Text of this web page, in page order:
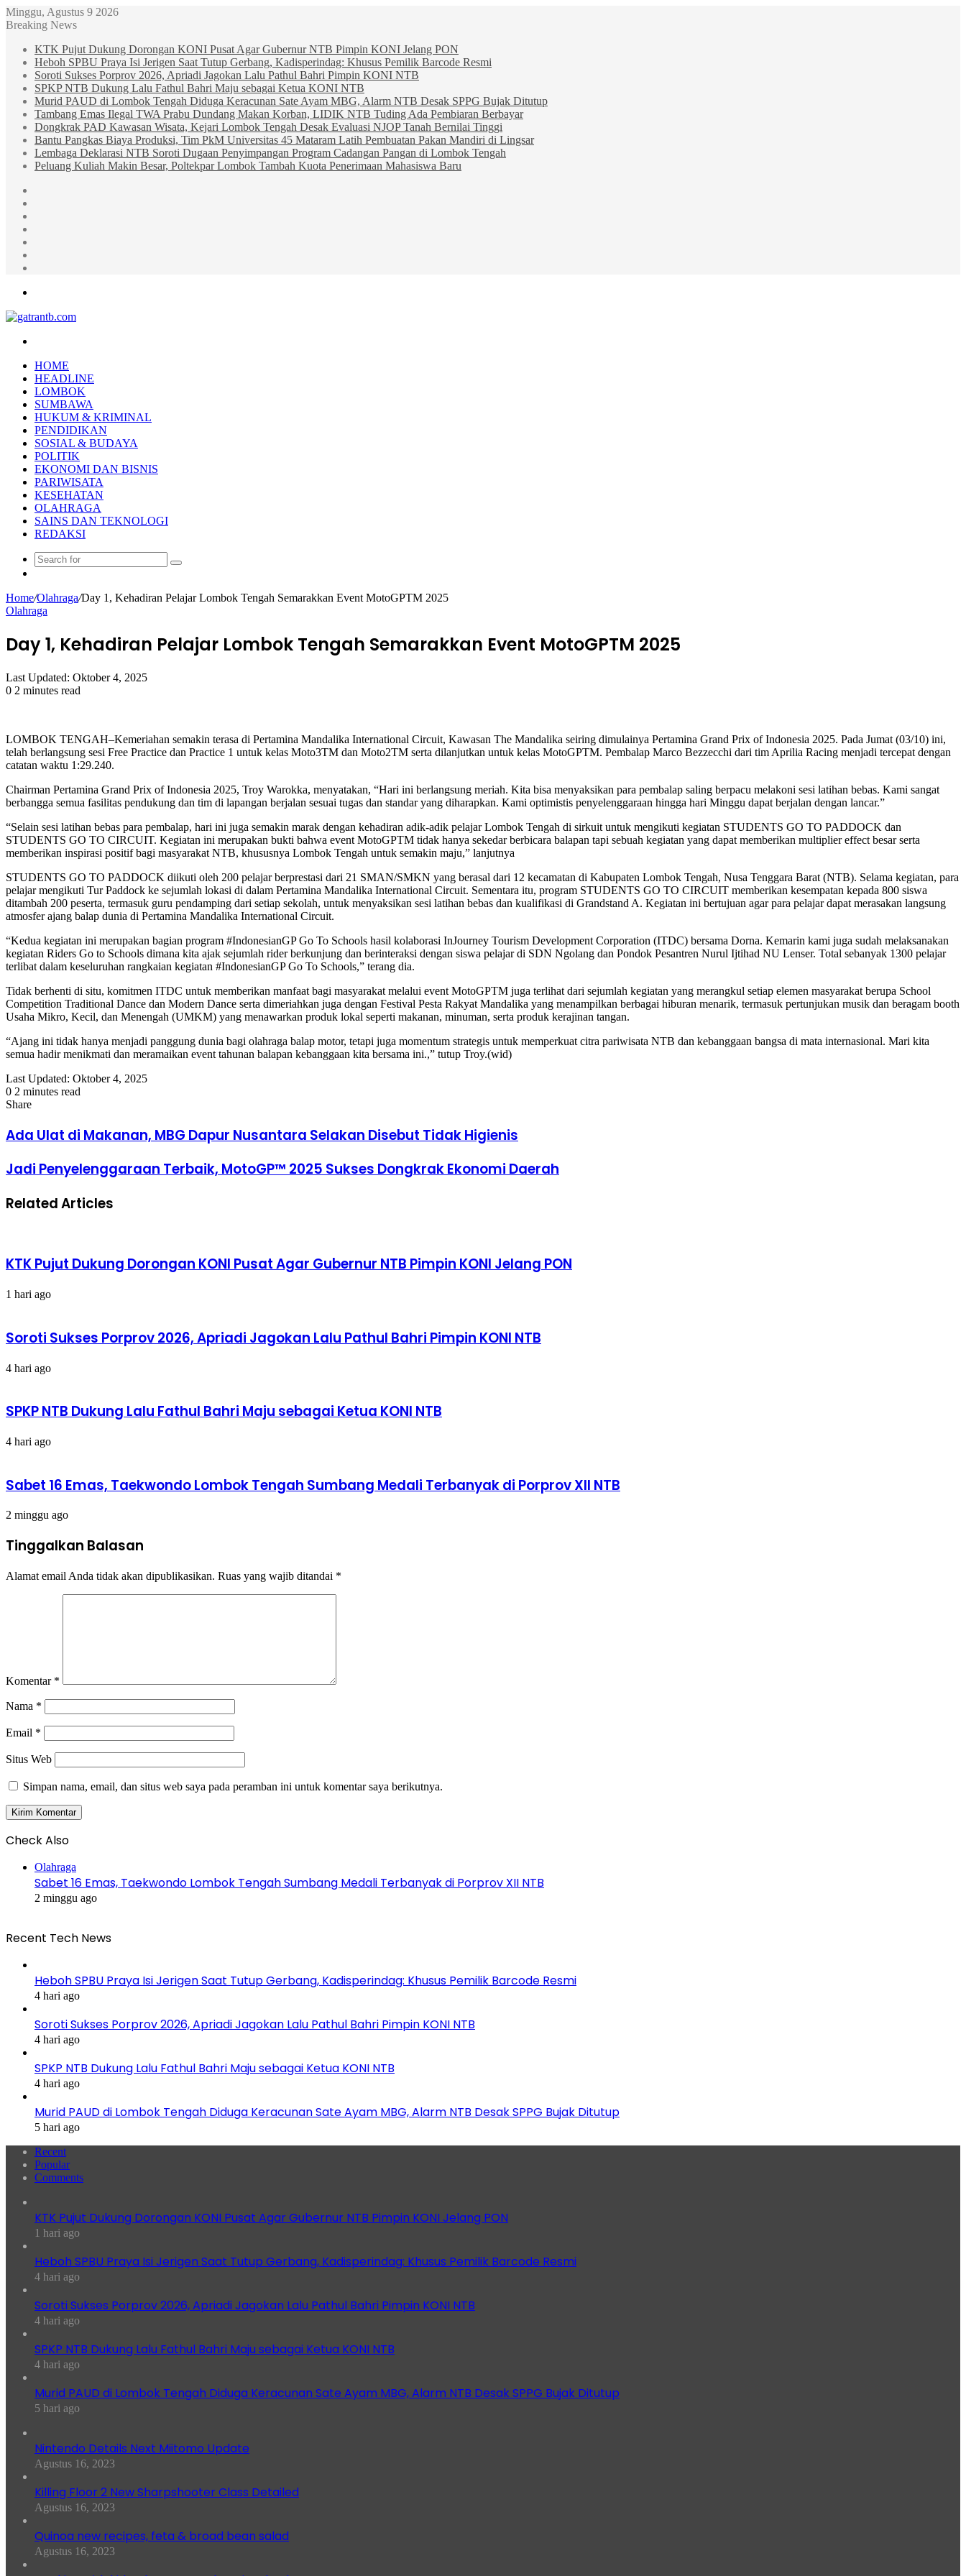
Minggu, Agustus 9 2026
Breaking News
KTK Pujut Dukung Dorongan KONI Pusat Agar Gubernur NTB Pimpin KONI Jelang PON
Heboh SPBU Praya Isi Jerigen Saat Tutup Gerbang, Kadisperindag: Khusus Pemilik Barcode Resmi
Soroti Sukses Porprov 2026, Apriadi Jagokan Lalu Pathul Bahri Pimpin KONI NTB
SPKP NTB Dukung Lalu Fathul Bahri Maju sebagai Ketua KONI NTB
Murid PAUD di Lombok Tengah Diduga Keracunan Sate Ayam MBG, Alarm NTB Desak SPPG Bujak Ditutup
Tambang Emas Ilegal TWA Prabu Dundang Makan Korban, LIDIK NTB Tuding Ada Pembiaran Berbayar
Dongkrak PAD Kawasan Wisata, Kejari Lombok Tengah Desak Evaluasi NJOP Tanah Bernilai Tinggi
Bantu Pangkas Biaya Produksi, Tim PkM Universitas 45 Mataram Latih Pembuatan Pakan Mandiri di Lingsar
Lembaga Deklarasi NTB Soroti Dugaan Penyimpangan Program Cadangan Pangan di Lombok Tengah
Peluang Kuliah Makin Besar, Poltekpar Lombok Tambah Kuota Penerimaan Mahasiswa Baru
HOME
HEADLINE
LOMBOK
SUMBAWA
HUKUM & KRIMINAL
PENDIDIKAN
SOSIAL & BUDAYA
POLITIK
EKONOMI DAN BISNIS
PARIWISATA
KESEHATAN
OLAHRAGA
SAINS DAN TEKNOLOGI
REDAKSI
Search
Home/Olahraga/Day 1, Kehadiran Pelajar Lombok Tengah Semarakkan Event MotoGPTM 2025
Olahraga
Day 1, Kehadiran Pelajar Lombok Tengah Semarakkan Event MotoGPTM 2025
Last Updated: Oktober 4, 2025
0 2 minutes read
LOMBOK TENGAH–Kemeriahan semakin terasa di Pertamina Mandalika International Circuit, Kawasan The Mandalika seiring dimulainya Pertamina Grand Prix of Indonesia 2025. Pada Jumat (03/10) ini,
telah berlangsung sesi Free Practice dan Practice 1 untuk kelas Moto3TM dan Moto2TM serta dilanjutkan untuk kelas MotoGPTM. Pembalap Marco Bezzecchi dari tim Aprilia Racing menjadi tercepat dengan
catatan waktu 1:29.240.
Chairman Pertamina Grand Prix of Indonesia 2025, Troy Warokka, menyatakan, “Hari ini berlangsung meriah. Kita bisa menyaksikan para pembalap saling berpacu melakoni sesi latihan bebas. Kami sangat
berbangga semua fasilitas pendukung dan tim di lapangan berjalan sesuai tugas dan standar yang diharapkan. Kami optimistis penyelenggaraan hingga hari Minggu dapat berjalan dengan lancar.”
“Selain sesi latihan bebas para pembalap, hari ini juga semakin marak dengan kehadiran adik-adik pelajar Lombok Tengah di sirkuit untuk mengikuti kegiatan STUDENTS GO TO PADDOCK dan
STUDENTS GO TO CIRCUIT. Kegiatan ini merupakan bukti bahwa event MotoGPTM tidak hanya sekedar berbicara balapan tapi sebuah kegiatan yang dapat memberikan multiplier effect besar serta
memberikan inspirasi positif bagi masyarakat NTB, khususnya Lombok Tengah untuk semakin maju,” lanjutnya
STUDENTS GO TO PADDOCK diikuti oleh 200 pelajar berprestasi dari 21 SMAN/SMKN yang berasal dari 12 kecamatan di Kabupaten Lombok Tengah, Nusa Tenggara Barat (NTB). Selama kegiatan, para
pelajar mengikuti Tur Paddock ke sejumlah lokasi di dalam Pertamina Mandalika International Circuit. Sementara itu, program STUDENTS GO TO CIRCUIT memberikan kesempatan kepada 800 siswa
ditambah 200 peserta, termasuk guru pendamping dari setiap sekolah, untuk menyaksikan sesi latihan bebas dan kualifikasi di Grandstand A. Kegiatan ini bertujuan agar para pelajar dapat merasakan langsung
atmosfer ajang balap dunia di Pertamina Mandalika International Circuit.
“Kedua kegiatan ini merupakan bagian program #IndonesianGP Go To Schools hasil kolaborasi InJourney Tourism Development Corporation (ITDC) bersama Dorna. Kemarin kami juga sudah melaksanakan
kegiatan Riders Go to Schools dimana kita ajak sejumlah rider berkunjung dan berinteraksi dengan siswa pelajar di SDN Ngolang dan Pondok Pesantren Nurul Ijtihad NU Lenser. Total sebanyak 1300 pelajar
terlibat dalam keseluruhan rangkaian kegiatan #IndonesianGP Go To Schools,” terang dia.
Tidak berhenti di situ, komitmen ITDC untuk memberikan manfaat bagi masyarakat melalui event MotoGPTM juga terlihat dari sejumlah kegiatan yang merangkul setiap elemen masyarakat berupa School
Competition Traditional Dance dan Modern Dance serta dimeriahkan juga dengan Festival Pesta Rakyat Mandalika yang menampilkan berbagai hiburan menarik, termasuk pertunjukan musik dan beragam booth
Usaha Mikro, Kecil, dan Menengah (UMKM) yang menawarkan produk lokal seperti makanan, minuman, serta produk kerajinan tangan.
“Ajang ini tidak hanya menjadi panggung dunia bagi olahraga balap motor, tetapi juga momentum strategis untuk memperkuat citra pariwisata NTB dan kebanggaan bangsa di mata internasional. Mari kita
semua hadir menikmati dan meramaikan event tahunan balapan kebanggaan kita bersama ini.,” tutup Troy.(wid)
Last Updated: Oktober 4, 2025
0 2 minutes read
Facebook
Twitter
LinkedIn
Tumblr
Pinterest
Reddit
VKontakte
Odnoklassniki
Pocket
Share
via
Email
Ada Ulat di Makanan, MBG Dapur Nusantara Selakan Disebut Tidak Higienis
Jadi Penyelenggaraan Terbaik, MotoGP™ 2025 Sukses Dongkrak Ekonomi Daerah
Related Articles
KTK Pujut Dukung Dorongan KONI Pusat Agar Gubernur NTB Pimpin KONI Jelang PON
1 hari ago
Soroti Sukses Porprov 2026, Apriadi Jagokan Lalu Pathul Bahri Pimpin KONI NTB
4 hari ago
SPKP NTB Dukung Lalu Fathul Bahri Maju sebagai Ketua KONI NTB
4 hari ago
Sabet 16 Emas, Taekwondo Lombok Tengah Sumbang Medali Terbanyak di Porprov XII NTB
2 minggu ago
Tinggalkan Balasan
Alamat email Anda tidak akan dipublikasikan. Ruas yang wajib ditandai *
Komentar *
Nama *
Email *
Situs Web
Simpan nama, email, dan situs web saya pada peramban ini untuk komentar saya berikutnya.
Check Also
Olahraga
Sabet 16 Emas, Taekwondo Lombok Tengah Sumbang Medali Terbanyak di Porprov XII NTB
2 minggu ago
Recent Tech News
Heboh SPBU Praya Isi Jerigen Saat Tutup Gerbang, Kadisperindag: Khusus Pemilik Barcode Resmi
4 hari ago
Soroti Sukses Porprov 2026, Apriadi Jagokan Lalu Pathul Bahri Pimpin KONI NTB
4 hari ago
SPKP NTB Dukung Lalu Fathul Bahri Maju sebagai Ketua KONI NTB
4 hari ago
Murid PAUD di Lombok Tengah Diduga Keracunan Sate Ayam MBG, Alarm NTB Desak SPPG Bujak Ditutup
5 hari ago
Recent
Popular
Comments
KTK Pujut Dukung Dorongan KONI Pusat Agar Gubernur NTB Pimpin KONI Jelang PON
1 hari ago
Heboh SPBU Praya Isi Jerigen Saat Tutup Gerbang, Kadisperindag: Khusus Pemilik Barcode Resmi
4 hari ago
Soroti Sukses Porprov 2026, Apriadi Jagokan Lalu Pathul Bahri Pimpin KONI NTB
4 hari ago
SPKP NTB Dukung Lalu Fathul Bahri Maju sebagai Ketua KONI NTB
4 hari ago
Murid PAUD di Lombok Tengah Diduga Keracunan Sate Ayam MBG, Alarm NTB Desak SPPG Bujak Ditutup
5 hari ago
Nintendo Details Next Miitomo Update
Agustus 16, 2023
Killing Floor 2 New Sharpshooter Class Detailed
Agustus 16, 2023
Quinoa new recipes, feta & broad bean salad
Agustus 16, 2023